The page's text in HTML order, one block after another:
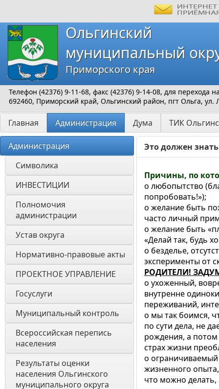
Ольгинский
муниципальный
Приморского края
Телефон (42376) 9-11-68, факс (42376) 9-14-08, для перехода
692460, Приморский край, Ольгинский район, пгт Ольга, ул.
Главная Администрация Дума ТИК
Администрация
Символика
ИНВЕСТИЦИИ
Полномочия
администрации
Устав округа
Нормативно-правовые акты
ПРОЕКТНОЕ УПРАВЛЕНИЕ
Госуслуги
Муниципальный контроль
Всероссийская перепись
населения
Результаты оценки
населения Ольгинского
муниципального округа
Это должен
Причины, по
o любопытство
попробовать!»);
o желание быть
часто личный
o желание быть
«Делай так, будь
o безделье,
эксперименты от
РОДИТЕЛИ!
o ухоженный,
внутренне
переживаний,
o мы так боимся,
по сути дела, не
рождения, а потом
страх жизни
o ограничиваемый
жизненного
что можно делать,